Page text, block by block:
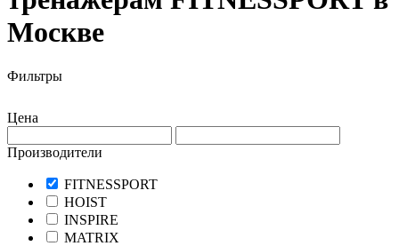
Москве
Фильтры
Цена
Производители
FITNESSPORT
HOIST
INSPIRE
MATRIX